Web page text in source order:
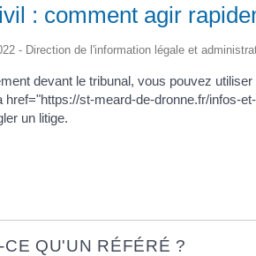
: comment agir
- Direction de l'information légale et
devant le tribunal, vous pouvez
href="https://st-meard-de-dronne.fr/infos-
un litige.
CE QU'UN RÉFÉRÉ ?